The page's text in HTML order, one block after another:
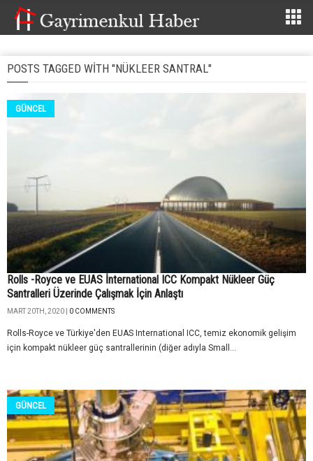
POSTS TAGGED WITH "NÜKLEER SANTRAL"
GÜNCEL
Rolls -Royce ve EUAS İnternational ICC Kompakt Nükleer Güç
Santralleri Üzerinde Çalışmak İçin Anlaştı
MART 20TH, 2020 | 0 COMMENTS
Rolls-Royce ve Türkiye'den EUAS International ICC, temiz ekonomik gelişim
için kompakt nükleer güç santrallerinin (diğer adıyla Small...
GÜNCEL